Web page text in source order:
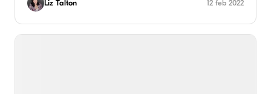
Liz Talton 12 feb 2022